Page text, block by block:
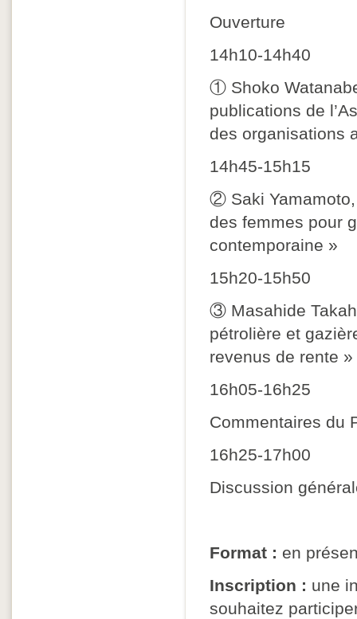
Ouverture
14h10-14h40
① Shoko
publications de
des organisations
14h45-15h15
② Saki
des femmes pour
contemporaine »
15h20-15h50
③ Masahide
pétrolière et
revenus de rente »
16h05-16h25
Commentaires du
16h25-17h00
Discussion
Format : en
Inscription : une
souhaitez